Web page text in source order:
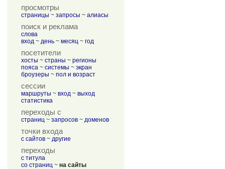
просмотры
страницы ~ запросы ~ алиасы
поиск и реклама
слова
вход ~ день ~ месяц ~ год
посетители
хосты ~ страны ~ регионы
пояса ~ системы ~ экран
броузеры ~ пол и возраст
сессии
маршруты ~ вход ~ выход
статистика
переходы с
страниц ~ запросов ~ доменов
точки входа
с сайтов ~ другие
переходы
с титула
со страниц ~ на сайты